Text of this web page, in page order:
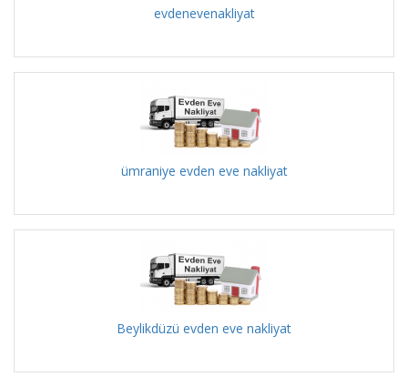
evdenevenakliyat
ümraniye evden eve nakliyat
Beylikdüzü evden eve nakliyat